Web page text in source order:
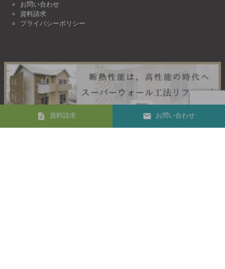
お問い合わせ
資料請求
プライバシーポリシー
資料請求 お問い合わせ